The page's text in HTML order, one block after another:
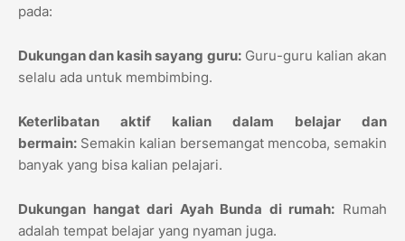
pada:
Dukungan dan kasih sayang guru:Guru-guru kalian akan
selalu ada untuk membimbing.
Keterlibatan aktif kalian dalam belajar dan
bermain: Semakin kalian bersemangat mencoba, semakin
banyak yang bisa kalian pelajari.
Dukungan hangat dari Ayah Bunda di rumah: Rumah
adalah tempat belajar yang nyaman juga.